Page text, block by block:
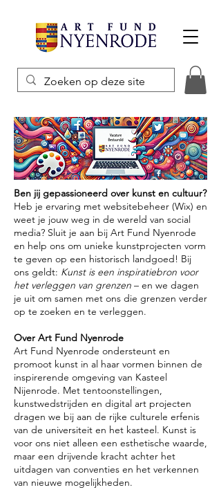
Ben jij gepassioneerd over kunst en cultuur?
Heb je ervaring met websitebeheer (Wix) en
weet je jouw weg in de wereld van social
media? Sluit je aan bij Art Fund Nyenrode
en help ons om unieke kunstprojecten vorm
te geven op een historisch landgoed! Bij
ons geldt: Kunst is een inspiratiebron voor
het verleggen van grenzen – en we dagen
je uit om samen met ons die grenzen verder
op te zoeken en te verleggen.
Over Art Fund Nyenrode
Art Fund Nyenrode ondersteunt en
promoot kunst in al haar vormen binnen de
inspirerende omgeving van Kasteel
Nijenrode. Met tentoonstellingen,
kunstwedstrijden en digital art projecten
dragen we bij aan de rijke culturele erfenis
van de universiteit en het kasteel. Kunst is
voor ons niet alleen een esthetische waarde,
maar een drijvende kracht achter het
uitdagen van conventies en het verkennen
van nieuwe mogelijkheden.